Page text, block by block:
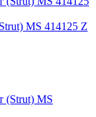
MS 414125 Z